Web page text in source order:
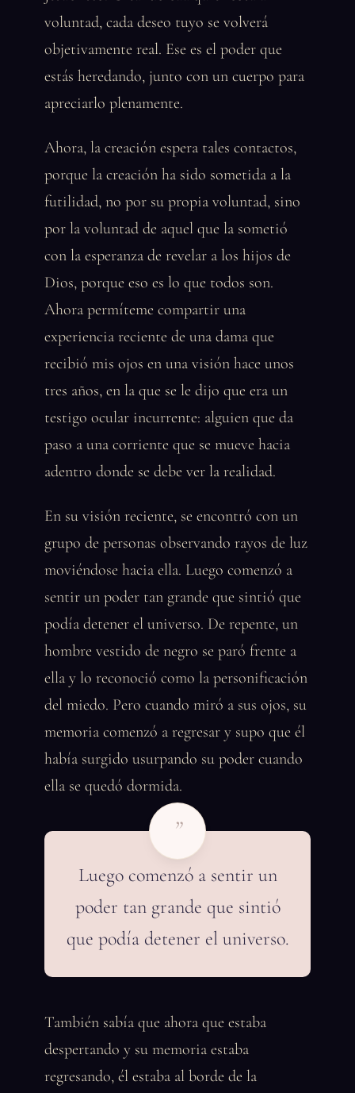
voluntad, cada deseo tuyo se volverá
objetivamente real. Ese es el poder que
estás heredando, junto con un cuerpo para
apreciarlo plenamente.
Ahora, la creación espera tales contactos,
porque la creación ha sido sometida a la
futilidad, no por su propia voluntad, sino
por la voluntad de aquel que la sometió
con la esperanza de revelar a los hijos de
Dios, porque eso es lo que todos son.
Ahora permíteme compartir una
experiencia reciente de una dama que
recibió mis ojos en una visión hace unos
tres años, en la que se le dijo que era un
testigo ocular incurrente: alguien que da
paso a una corriente que se mueve hacia
adentro donde se debe ver la realidad.
En su visión reciente, se encontró con un
grupo de personas observando rayos de luz
moviéndose hacia ella. Luego comenzó a
sentir un poder tan grande que sintió que
podía detener el universo. De repente, un
hombre vestido de negro se paró frente a
ella y lo reconoció como la personificación
del miedo. Pero cuando miró a sus ojos, su
memoria comenzó a regresar y supo que él
había surgido usurpando su poder cuando
ella se quedó dormida.
”
Luego comenzó a sentir un
poder tan grande que sintió
que podía detener el universo.
También sabía que ahora que estaba
despertando y su memoria estaba
regresando, él estaba al borde de la